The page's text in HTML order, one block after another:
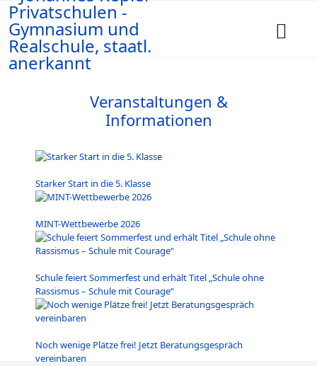
Veranstaltungen &
Informationen
Starker Start in die 5. Klasse
MINT-Wettbewerbe 2026
Schule feiert Sommerfest und erhält Titel „Schule ohne
Rassismus – Schule mit Courage“
Noch wenige Plätze frei! Jetzt Beratungsgespräch
vereinbaren